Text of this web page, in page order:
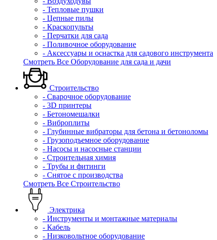
- Тепловые пушки
- Цепные пилы
- Краскопульты
- Перчатки для сада
- Поливочное оборудование
- Аксессуары и оснастка для садового инструмента
Смотреть Все Оборудование для сада и дачи
Строительство
- Сварочное оборудование
- 3D принтеры
- Бетономешалки
- Виброплиты
- Глубинные вибраторы для бетона и бетоноломы
- Грузоподъемное оборудование
- Насосы и насосные станции
- Строительная химия
- Трубы и фитинги
- Снятое с производства
Смотреть Все Строительство
Электрика
- Инструменты и монтажные материалы
- Кабель
- Низковольтное оборудование